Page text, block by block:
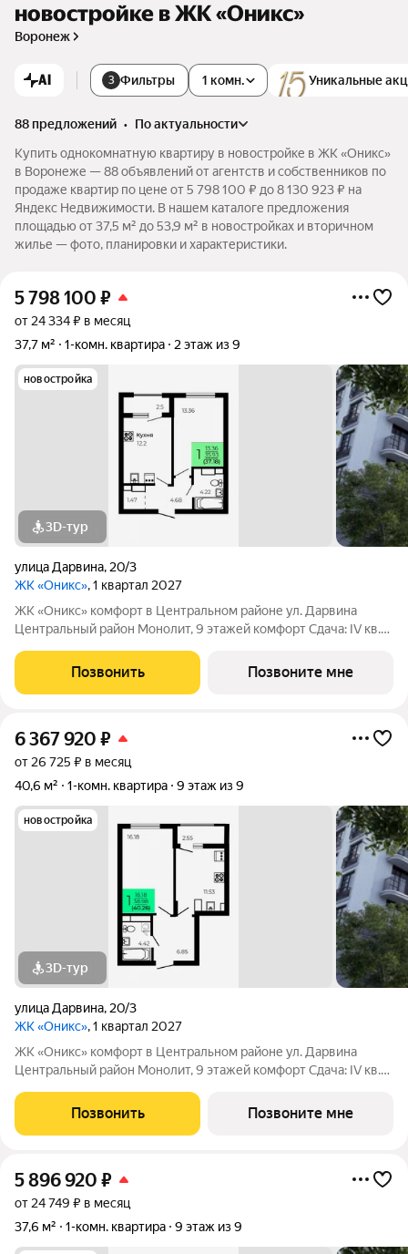
новостройке в ЖК «Оникс»
Воронеж
AI 3 Фильтры Уникальные
1 комн.
88 предложений •
по актуальности
Купить однокомнатную квартиру в новостройке в ЖК «Оникс»
в Воронеже — 88 объявлений от агентств и собственников по
продаже квартир по цене от 5 798 100 ₽ до 8 130 923 ₽ на
Яндекс Недвижимости. В нашем каталоге предложения
площадью от 37,5 м² до 53,9 м² в новостройках и вторичном
жилье — фото, планировки и характеристики.
5 798 100 ₽
от 24 334 ₽ в месяц
37,7 м²
1-комн. квартира 2 этаж из 9
новостройка
3D-тур
улица Дарвина, 20/3
ЖК «Оникс», 1 квартал 2027
ЖК «Оникс» комфорт в Центральном районе ул. Дарвина
Центральный район Монолит, 9 этажей комфорт Сдача: IV кв.
с Ботаническим садом и парком им. Глинки. Преимущества:
Закрытый двор без
Позвонить Позвоните мне
6 367 920 ₽
от 26 725 ₽ в месяц
40,6 м²
1-комн. квартира 9 этаж из 9
новостройка
3D-тур
улица Дарвина, 20/3
ЖК «Оникс», 1 квартал 2027
ЖК «Оникс» комфорт в Центральном районе ул. Дарвина
Центральный район Монолит, 9 этажей комфорт Сдача: IV кв.
с Ботаническим садом и парком им. Глинки. Преимущества:
Закрытый двор без
Позвонить Позвоните мне
5 896 920 ₽
от 24 749 ₽ в месяц
37,6 м²
1-комн. квартира 9 этаж из 9